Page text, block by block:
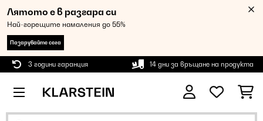
Лятото е в разгара си
Най-горещите намаления до 55%
Пазарувайте сега
3 години гаранция 14 дни за връщане на продукта